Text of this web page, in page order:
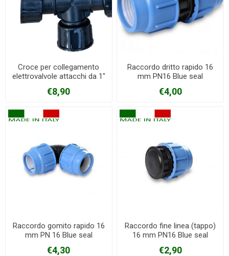
Croce per collegamento
elettrovalvole attacchi da 1"
€8,90
Raccordo dritto rapido 16
mm PN16 Blue seal
€4,00
Raccordo gomito rapido 16
mm PN 16 Blue seal
€4,30
Raccordo fine linea (tappo)
16 mm PN16 Blue seal
€2,90